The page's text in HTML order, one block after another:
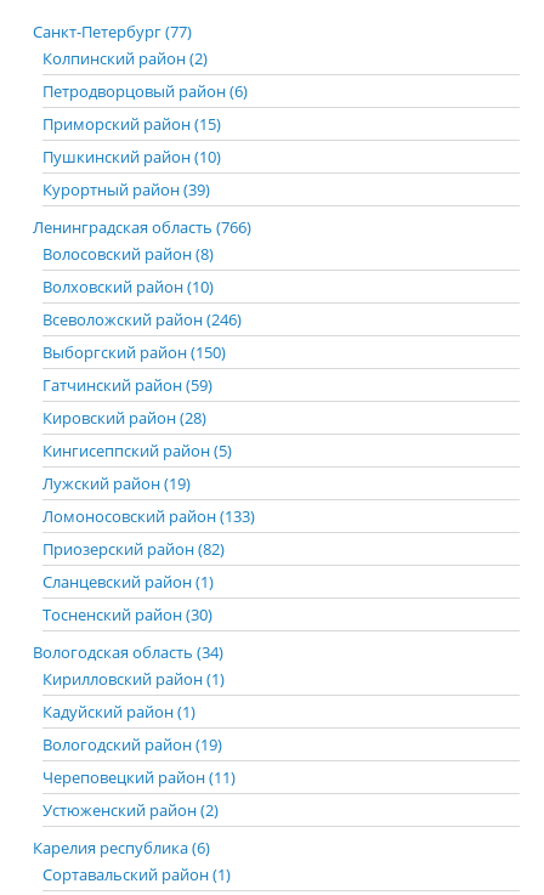
Санкт-Петербург (77)
Колпинский район (2)
Петродворцовый район (6)
Приморский район (15)
Пушкинский район (10)
Курортный район (39)
Ленинградская область (766)
Волосовский район (8)
Волховский район (10)
Всеволожский район (246)
Выборгский район (150)
Гатчинский район (59)
Кировский район (28)
Кингисеппский район (5)
Лужский район (19)
Ломоносовский район (133)
Приозерский район (82)
Сланцевский район (1)
Тосненский район (30)
Вологодская область (34)
Кирилловский район (1)
Кадуйский район (1)
Вологодский район (19)
Череповецкий район (11)
Устюженский район (2)
Карелия республика (6)
Сортавальский район (1)